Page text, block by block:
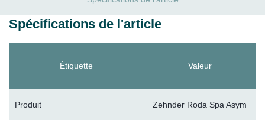
Spécifications de l'article
Étiquette Valeur
Produit Zehnder Roda Spa Asym